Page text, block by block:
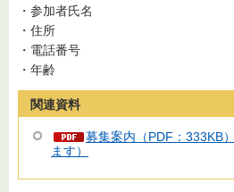
・参加者氏名
・住所
・電話番号
・年齢
関連資料
募集案内（PDF：333KB
ます）